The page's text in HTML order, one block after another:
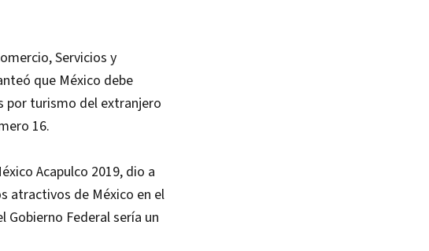
Servicios y
que México debe
por turismo del extranjero
16.
Acapulco 2019, dio a
atractivos de México en el
Gobierno Federal sería un